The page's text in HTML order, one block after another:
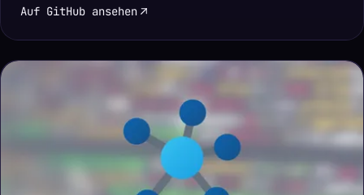
Auf GitHub ansehen